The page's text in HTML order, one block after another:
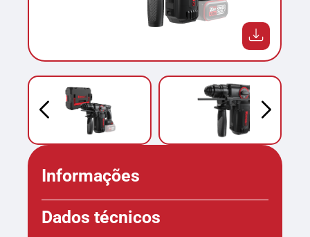
Informações
Dados técnicos